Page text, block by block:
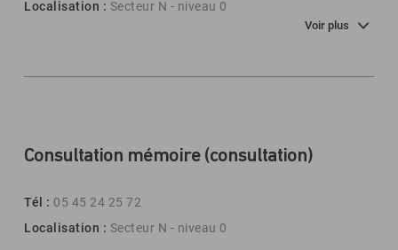
Localisation : Secteur N - niveau 0
Voir plus
Consultation mémoire (consultation)
Tél : 05 45 24 25 72
Localisation : Secteur N - niveau 0